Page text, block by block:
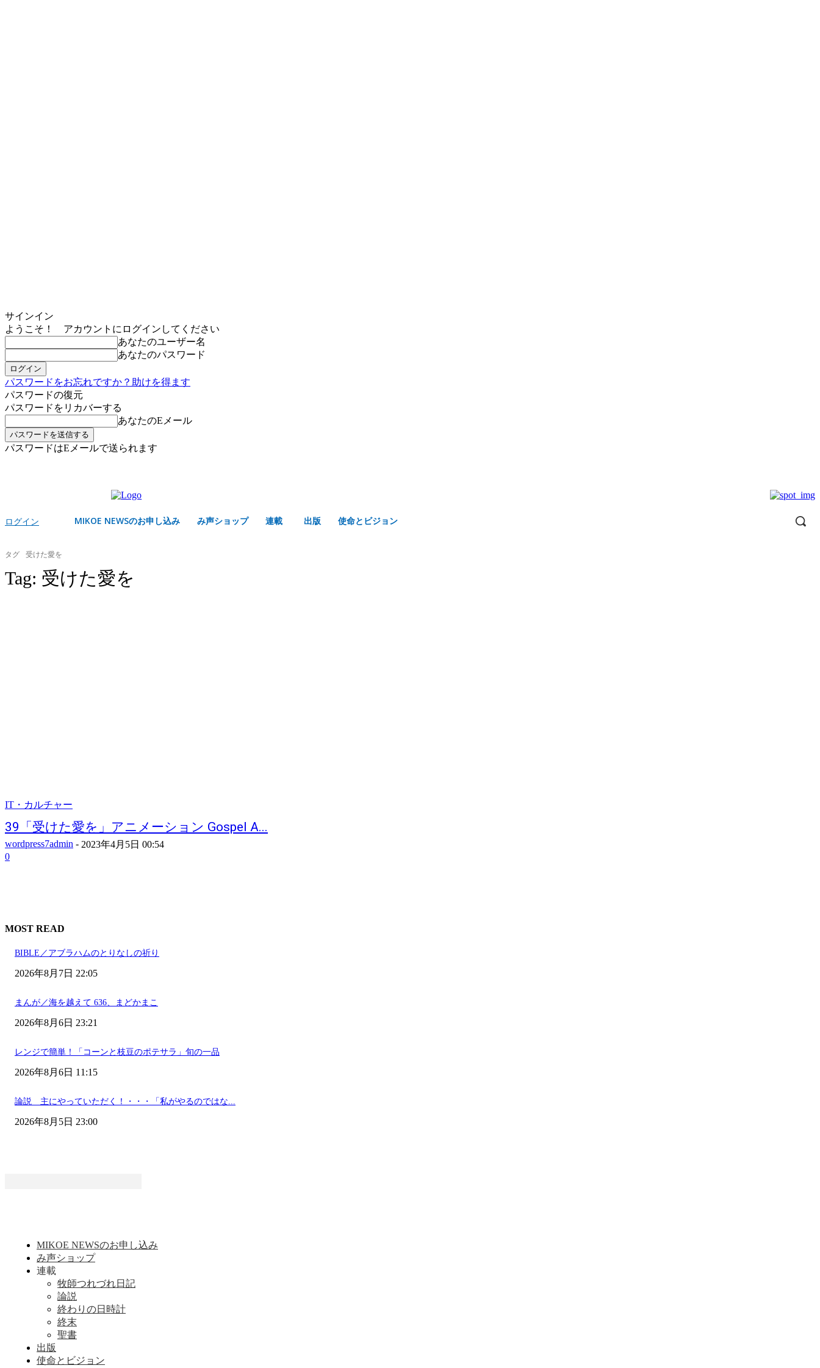
サインイン
ようこそ！ アカウントにログインしてください
あなたのユーザー名
あなたのパスワード
パスワードをお忘れですか？助けを得ます
パスワードの復元
パスワードをリカバーする
あなたのEメール
パスワードはEメールで送られます
ログイン MIKOE NEWSのお申し込み み声ショップ 連載 出版 使命とビジョン
タグ 受けた愛を
Tag: 受けた愛を
IT・カルチャー
39「受けた愛を」アニメーション Gospel A...
wordpress7admin - 2023年4月5日 00:54
0
MOST READ
BIBLE／アブラハムのとりなしの祈り
2026年8月7日 22:05
まんが／海を越えて 636、まどかまこ
2026年8月6日 23:21
レンジで簡単！「コーンと枝豆のポテサラ」旬の一品
2026年8月6日 11:15
論説 主にやっていただく！・・・「私がやるのではな...
2026年8月5日 23:00
MIKOE NEWSのお申し込み
み声ショップ
連載
牧師つれづれ日記
論説
終わりの日時計
終末
聖書
出版
使命とビジョン